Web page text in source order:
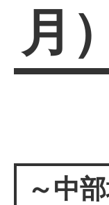
月）
～中